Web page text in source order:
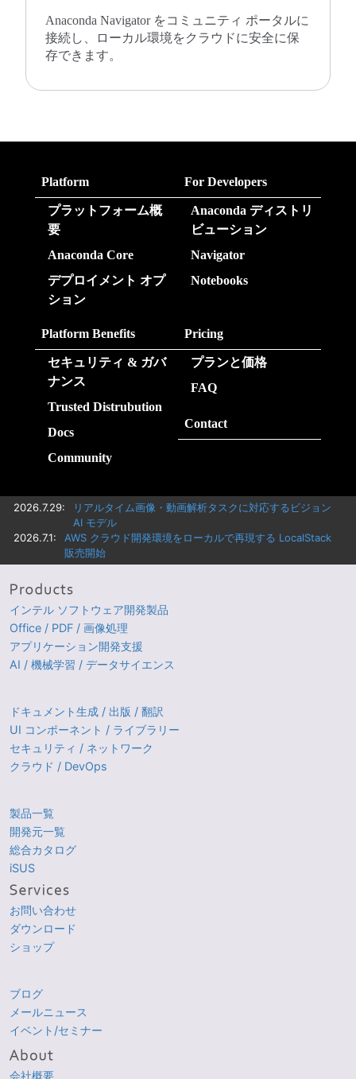
Anaconda Navigator をコミュニティ ポータルに
接続し、ローカル環境をクラウドに安全に保
存できます。
Platform
プラットフォーム概
要
Anaconda Core
デプロイメント オプ
ション
For Developers
Anaconda ディストリ
ビューション
Navigator
Notebooks
Platform Benefits
セキュリティ & ガバ
ナンス
Trusted Distrubution
Docs
Community
Pricing
プランと価格
FAQ
Contact
2026.7.29:
リアルタイム画像・動画解析タスクに対応するビジョン
AI モデル
2026.7.1:
AWS クラウド開発環境をローカルで再現する LocalStack
販売開始
インテル ソフトウェア開発製品
Office / PDF / 画像処理
アプリケーション開発支援
AI / 機械学習 / データサイエンス
ドキュメント生成 / 出版 / 翻訳
UI コンポーネント / ライブラリー
セキュリティ / ネットワーク
クラウド / DevOps
製品一覧
開発元一覧
総合カタログ
iSUS
お問い合わせ
ダウンロード
ショップ
ブログ
メールニュース
イベント/セミナー
会社概要